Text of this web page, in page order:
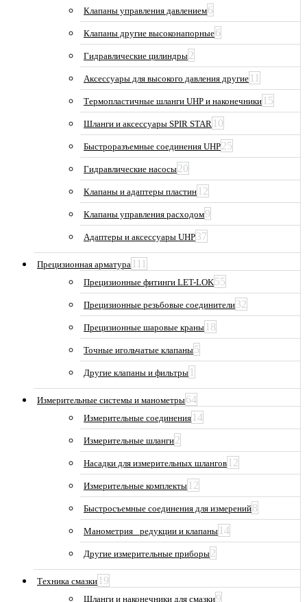
Клапаны управления давлением6
Клапаны другие высоконапорные6
Гидравлические цилиндры2
Аксессуары для высокого давления другие 11
Термопластичные шланги UHP и наконечники 15
Шланги и аксессуары SPIR STAR 10
Быстроразъемные соединения UHP25
Гидравлические насосы20
Клапаны и адаптеры пластин 12
Клапаны управления расходом9
Адаптеры и аксессуары UHP37
Прецизионная арматура 111
Прецизионные фитинги LET-LOK55
Прецизионные резьбовые соединители32
Прецизионные шаровые краны 18
Точные игольчатые клапаны5
Другие клапаны и фильтры 1
Измерительные системы и манометры64
Измерительные соединения 14
Измерительные шланги2
Насадки для измерительных шлангов 12
Измерительные комплекты 12
Быстросъемные соединения для измерений8
Манометрия_ редукции и клапаны 14
Другие измерительные приборы2
Техника смазки 19
Шланги и наконечники для смазки9